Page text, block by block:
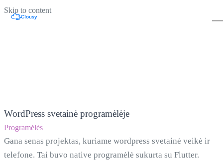
Skip to content
WordPress svetainė programėlėje
Programėlės
Gana senas projektas, kuriame wordpress svetainė veikė ir
telefone. Tai buvo native programėlė sukurta su Flutter.